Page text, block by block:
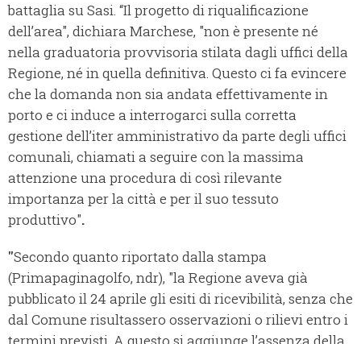
battaglia su Sasi. “Il progetto di riqualificazione
dell’area", dichiara Marchese, "non è presente né
nella graduatoria provvisoria stilata dagli uffici della
Regione, né in quella definitiva. Questo ci fa evincere
che la domanda non sia andata effettivamente in
porto e ci induce a interrogarci sulla corretta
gestione dell’iter amministrativo da parte degli uffici
comunali, chiamati a seguire con la massima
attenzione una procedura di così rilevante
importanza per la città e per il suo tessuto
produttivo".
"Secondo quanto riportato dalla stampa
(Primapaginagolfo, ndr), "la Regione aveva già
pubblicato il 24 aprile gli esiti di ricevibilità, senza che
dal Comune risultassero osservazioni o rilievi entro i